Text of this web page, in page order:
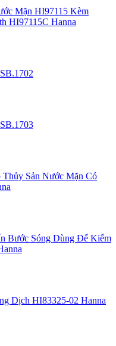
Mặn HI97115 Kèm
HI97115C Hanna
Sản Nước Mặn Có
Bước Sóng Dùng Để Kiểm
Dịch HI83325-02 Hanna